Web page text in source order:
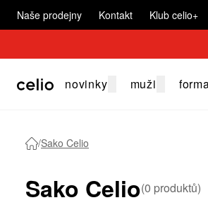
Naše prodejny Kontakt Klub celio+
novinky muži
/Sako Celio
Sako Celio(0 produktů)